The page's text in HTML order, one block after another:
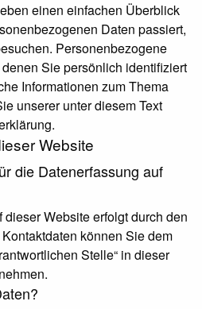
einen einfachen Überblick
Daten passiert,
Personenbezogene
Sie persönlich identifiziert
Informationen zum Thema
unserer unter diesem Text
Website
die Datenerfassung auf
Website erfolgt durch den
können Sie dem
Stelle“ in dieser